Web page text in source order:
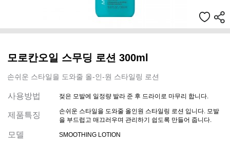
모로칸오일 스무딩 로션 300ml
손쉬운 스타일을 도와줄 올-인-원 스타일링 로션
사용방법 젖은 모발에 일정량 발라 준 후 드라이로 마무리 합니다.
제품특징
손쉬운 스타일을 도와줄 올인원 스타일링 로션 입니다. 모발
을 부드럽고 매끄러우며 관리하기 쉽도록 만들어 줍니다.
모델 SMOOTHING LOTION